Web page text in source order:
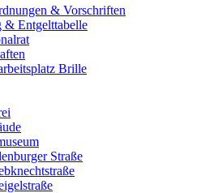
& Vorschriften
& Entgelttabelle
Brille
Straße